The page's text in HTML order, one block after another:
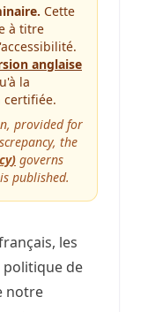
Cette
à titre
anglaise
la
provided for
the
) governs
published.
les
de
notre